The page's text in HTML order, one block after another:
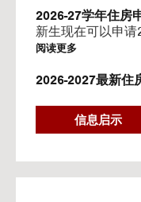
2026-27学年住房
新生现在可以申请
阅读更多
2026-2027最新住
Gateway
用。
信息启示